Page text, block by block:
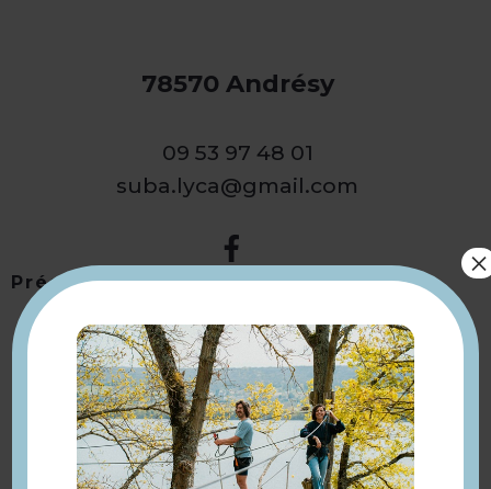
78570 Andrésy
09 53 97 48 01
suba.lyca@gmail.com
Présentation
Retourner
à la sélection
×